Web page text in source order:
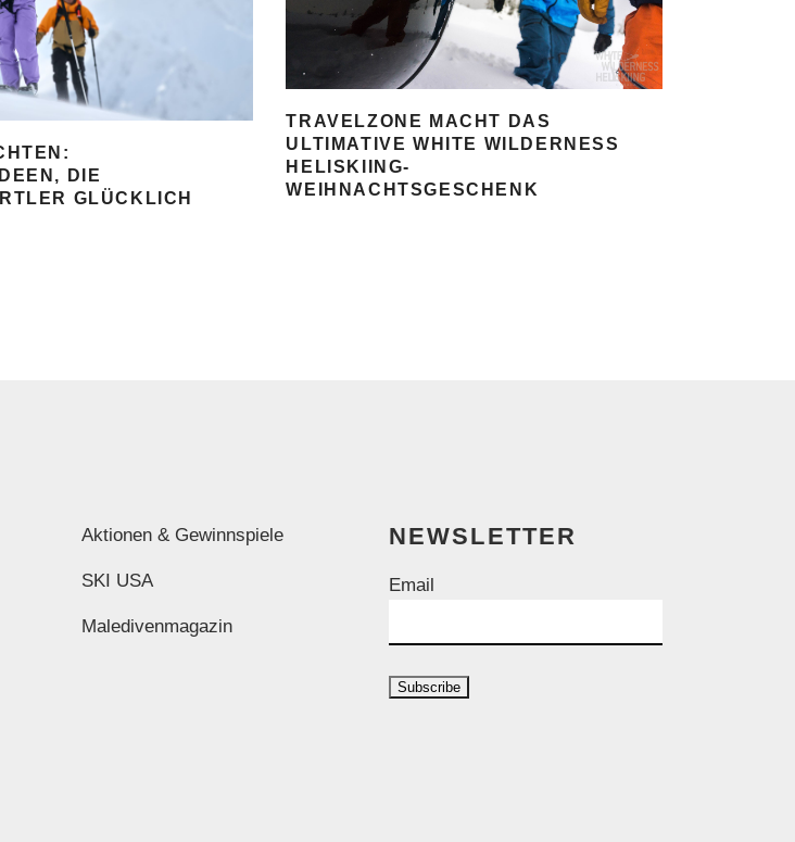
DIE
GLÜCKLICH
TRAVELZONE MACHT DAS
ULTIMATIVE WHITE WILDERNESS
HELISKIING-
WEIHNACHTSGESCHENK
Aktionen & Gewinnspiele
SKI USA
Maledivenmagazin
NEWSLETTER
Email